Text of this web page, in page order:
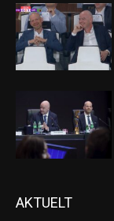
AKTUELT